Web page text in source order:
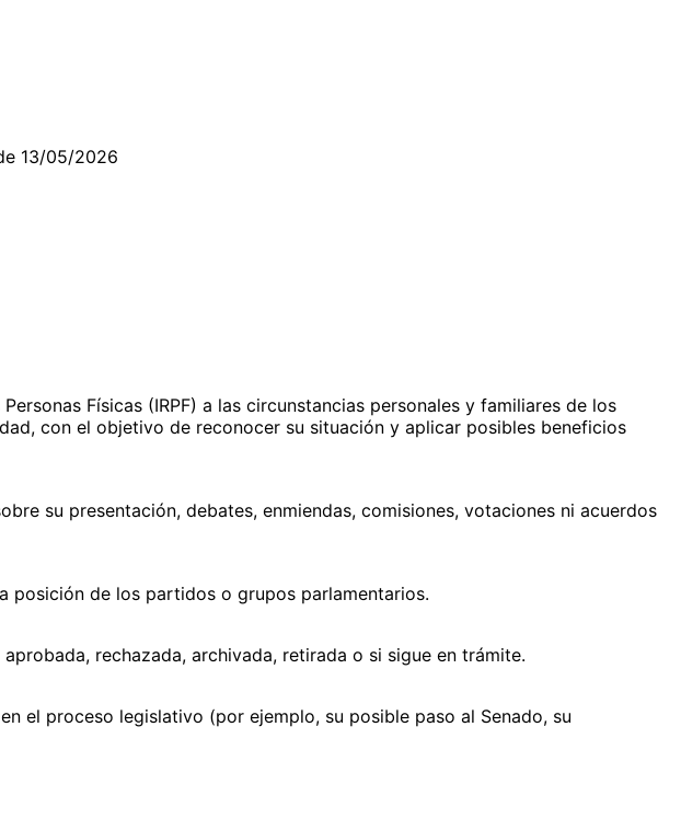
13/05/2026
Físicas (IRPF) a las circunstancias personales y familiares de los
con el objetivo de reconocer su situación y aplicar posibles beneficios
su presentación, debates, enmiendas, comisiones, votaciones ni acuerdos
posición de los partidos o grupos parlamentarios.
rechazada, archivada, retirada o si sigue en trámite.
el proceso legislativo (por ejemplo, su posible paso al Senado, su